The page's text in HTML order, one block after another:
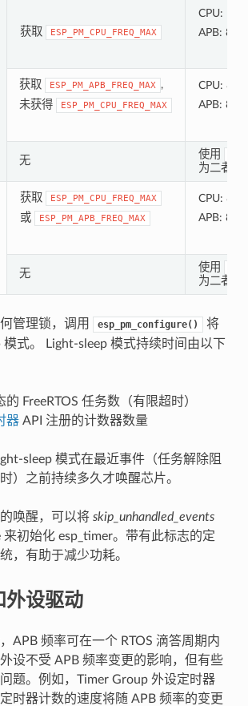
获取 ESP_PM_CPU_FREQ_MAX
CPU:
APB: 80
获取 ESP_PM_APB_FREQ_MAX ,
未获得
ESP_PM_CPU_FREQ_MAX
CPU: 80
APB: 80
无
使用
为二者设
获取 ESP_PM_CPU_FREQ_MAX
或 ESP_PM_APB_FREQ_MAX
CPU: 80
APB: 80
无
使用
为二者设
管理锁，调用 esp_pm_configure()
将
模式。 Light-sleep 模式持续时间由以下
FreeRTOS 任务数（有限超时）
器API 注册的计数器数量
sleep 模式在最近事件（任务解除阻
）之前持续多久才唤醒芯片。
唤醒，可以将 skip_unhandled_events
初始化 esp_timer。带有此标志的定
，有助于减少功耗。
外设驱动
APB 频率可在一个 RTOS 滴答周期内
设不受 APB 频率变更的影响，但有些
题。例如，Timer Group 外设定时器
时器计数的速度将随 APB 频率的变更